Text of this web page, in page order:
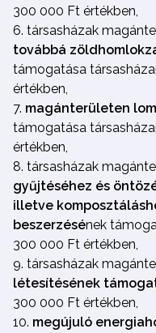
300 000 Ft értékben,
társasházak
továbbá
támogatása
értékben,
magánterületen
támogatása
értékben,
társasházak
gyűjtéséhez és
illetve
beszerzésének
300 000 Ft értékben,
társasházak
létesítésének
300 000 Ft értékben,
megújuló